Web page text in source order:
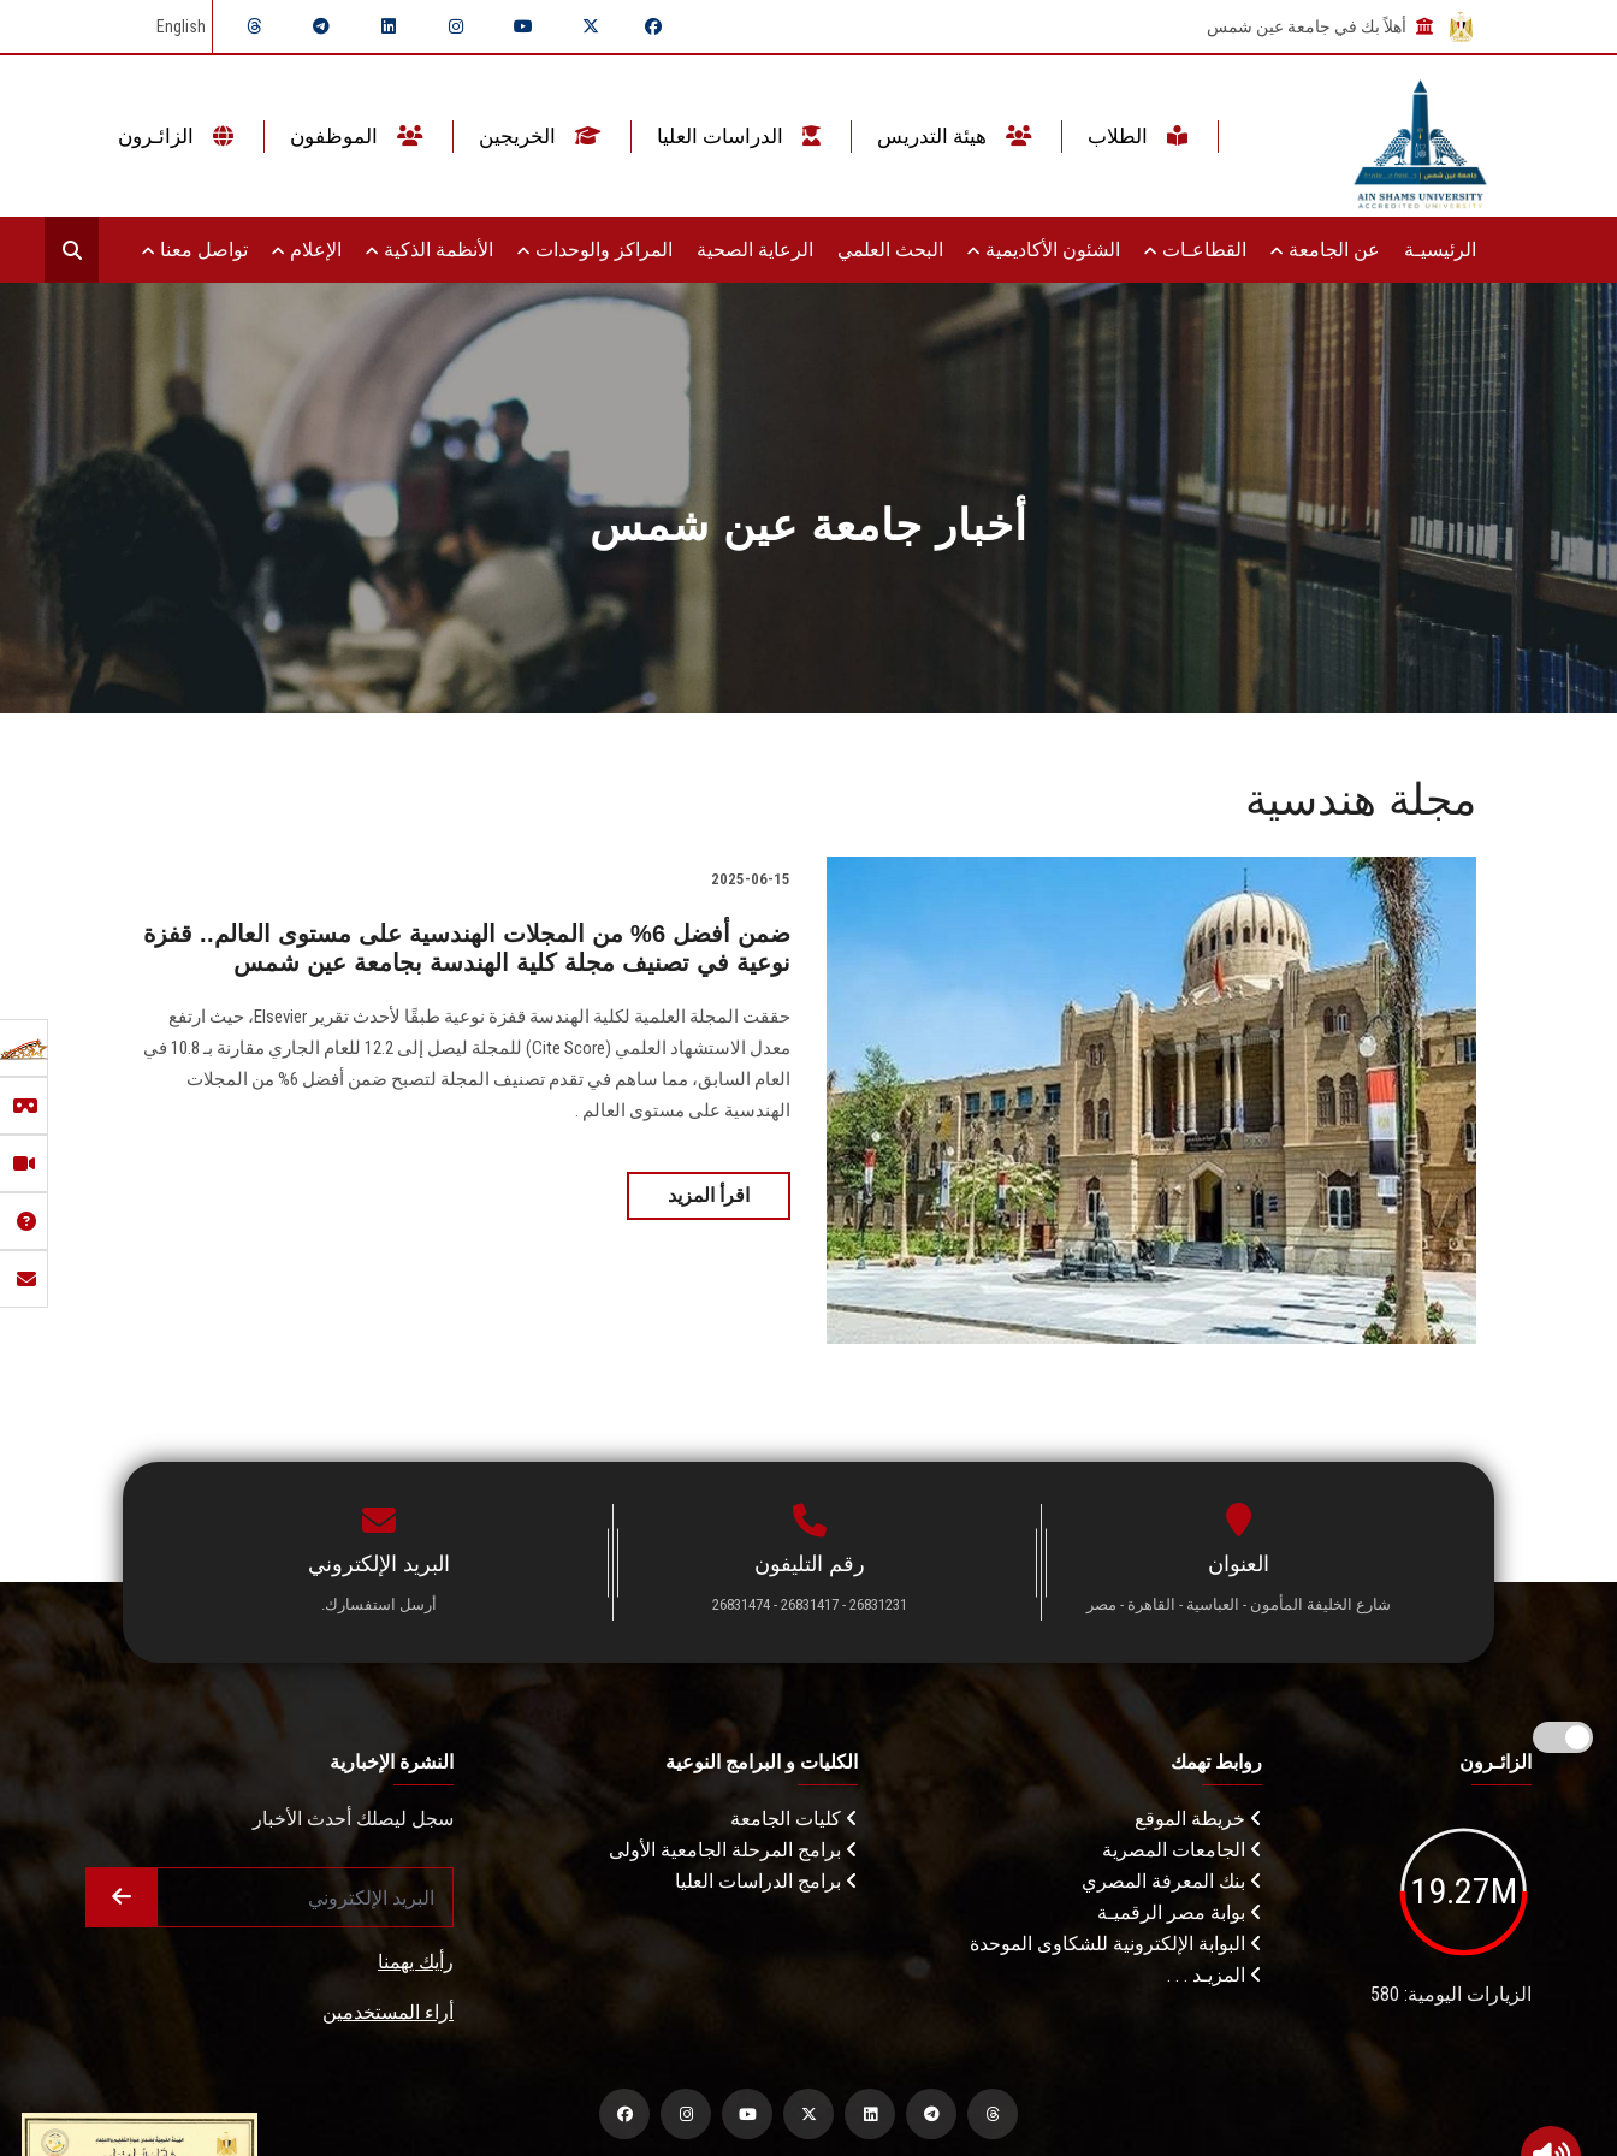
أهلاً بك في جامعة عين شمس English
الرئيسيـة عن الجامعة القطاعـات الشئون الأكاديمية البحث العلمي الرعاية الصحية المراكز والوحدات الأنظمة الذكية الإعلام تواصل معنا
أخبار جامعة عين شمس
مجلة هندسية
2025-06-15
ضمن أفضل 6% من المجلات الهندسية على مستوى العالم.. قفزة
نوعية في تصنيف مجلة كلية الهندسة بجامعة عين شمس
حققت المجلة العلمية لكلية الهندسة قفزة نوعية طبقًا لأحدث تقرير Elsevier، حيث ارتفع
معدل الاستشهاد العلمي (Cite Score) للمجلة ليصل إلى 12.2 للعام الجاري مقارنة بـ 10.8 في
العام السابق، مما ساهم في تقدم تصنيف المجلة لتصبح ضمن أفضل 6% من المجلات
الهندسية على مستوى العالم .
اقرأ المزيد
العنوان
شارع الخليفة المأمون - العباسية - القاهرة - مصر
رقم التليفون
26831231 - 26831417 - 26831474
البريد الإلكتروني
أرسل استفسارك.
الزائـرون
19.27M
الزيارات اليومية: 580
روابط تهمك
خريطة الموقع
الجامعات المصرية
بنك المعرفة المصري
بوابة مصر الرقميـة
البوابة الإلكترونية للشكاوى الموحدة
المزيـد . . .
الكليات و البرامج النوعية
كليات الجامعة
برامج المرحلة الجامعية الأولى
برامج الدراسات العليا
النشرة الإخبارية
سجل ليصلك أحدث الأخبار
رأيك يهمنا
أراء المستخدمين